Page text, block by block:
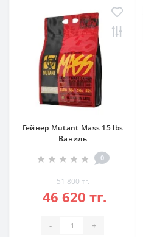
Гейнер Mutant Mass 15 lbs
Ваниль
0
51 800 тг.
46 620 тг.
- +